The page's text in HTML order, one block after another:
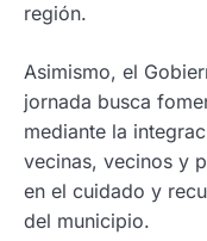
región.
Asimismo, el
jornada busca
mediante la
vecinas, vecinos y
en el cuidado y
del municipio.